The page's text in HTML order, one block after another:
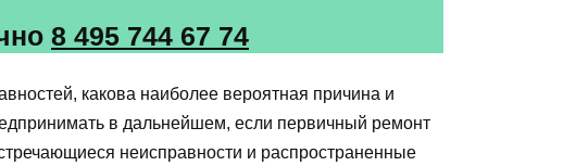
8 495 744 67 74
какова наиболее вероятная причина и
в дальнейшем, если первичный ремонт
неисправности и распространенные